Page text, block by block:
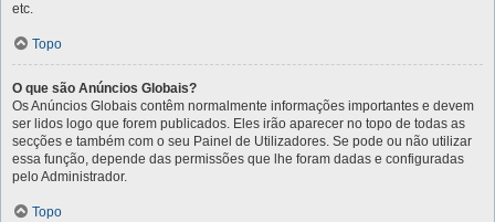
etc.
Topo
O que são Anúncios Globais?
Os Anúncios Globais contêm normalmente informações importantes e devem
ser lidos logo que forem publicados. Eles irão aparecer no topo de todas as
secções e também com o seu Painel de Utilizadores. Se pode ou não utilizar
essa função, depende das permissões que lhe foram dadas e configuradas
pelo Administrador.
Topo